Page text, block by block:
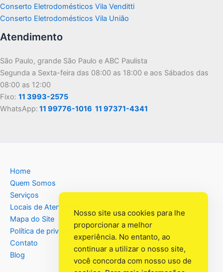
Conserto Eletrodomésticos Vila Venditti
Conserto Eletrodomésticos Vila União
Atendimento
São Paulo, grande São Paulo e ABC Paulista
Segunda a Sexta-feira das 08:00 as 18:00 e aos Sábados das
08:00 as 12:00
Fixo: 11 3993-2575
WhatsApp: 11 99776-1016 11 97371-4341
Home
Quem Somos
Serviços
Locais de Atendimento
Mapa do Site
Política de privacidade
Contato
Blog
Nosso site usa cookies para lhe
proporcionar a melhor
experiência. No entanto, ao
continuar a utilizar o nosso site,
você concorda com nosso uso de